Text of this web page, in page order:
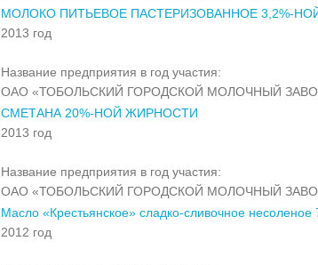
МОЛОКО ПИТЬЕВОЕ ПАСТЕРИЗОВАННОЕ 3,2%-
2013 год
Название предприятия в год участия:
ОАО «ТОБОЛЬСКИЙ ГОРОДСКОЙ МОЛОЧНЫЙ
СМЕТАНА 20%-НОЙ ЖИРНОСТИ
2013 год
Название предприятия в год участия:
ОАО «ТОБОЛЬСКИЙ ГОРОДСКОЙ МОЛОЧНЫЙ
Масло «Крестьянское» сладко-сливочное
2012 год